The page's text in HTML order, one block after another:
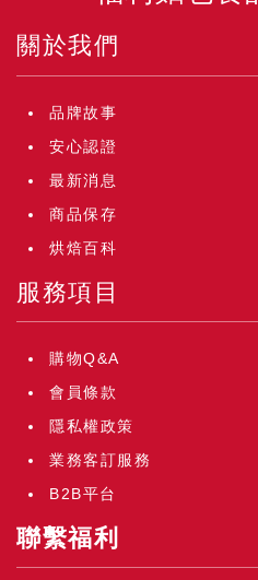
關於我們
品牌故事
安心認證
最新消息
商品保存
烘焙百科
服務項目
購物Q&A
會員條款
隱私權政策
業務客訂服務
B2B平台
聯繫福利